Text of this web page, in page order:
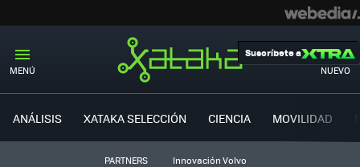
MENÚ NUEVO
Suscríbete a
ANÁLISIS XATAKA SELECCIÓN CIENCIA MOVILIDAD
PARTNERS Innovación Volvo